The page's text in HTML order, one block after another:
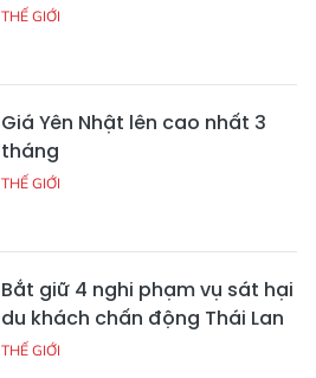
THẾ GIỚI
Giá Yên Nhật lên cao nhất 3
tháng
THẾ GIỚI
Bắt giữ 4 nghi phạm vụ sát hại
du khách chấn động Thái Lan
THẾ GIỚI